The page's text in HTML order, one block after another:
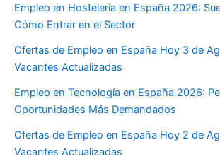
Empleo en Hostelería en España 2026:
Cómo Entrar en el Sector
Ofertas de Empleo en España Hoy 3 de
Vacantes Actualizadas
Empleo en Tecnología en España 2026:
Oportunidades Más Demandados
Ofertas de Empleo en España Hoy 2 de
Vacantes Actualizadas